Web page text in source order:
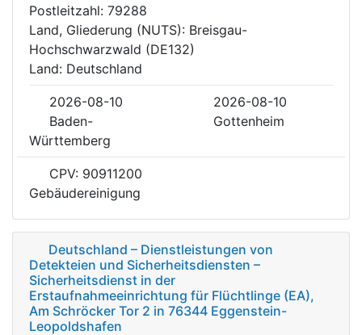
Postleitzahl: 79288
Land, Gliederung (NUTS): Breisgau-
Hochschwarzwald (DE132)
Land: Deutschland
2026-08-10
2026-08-10
Baden-
Württemberg
Gottenheim
CPV: 90911200
Gebäudereinigung
Deutschland – Dienstleistungen von
Detekteien und Sicherheitsdiensten –
Sicherheitsdienst in der
Erstaufnahmeeinrichtung für Flüchtlinge (EA),
Am Schröcker Tor 2 in 76344 Eggenstein-
Leopoldshafen